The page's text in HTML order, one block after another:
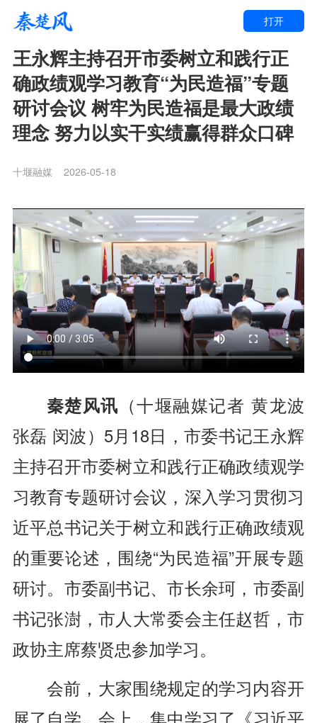
打开
王永辉主持召开市委树立和践行正
确政绩观学习教育“为民造福”专题
研讨会议 树牢为民造福是最大政绩
理念 努力以实干实绩赢得群众口碑
十堰融媒 2026-05-18
秦楚风讯 （十堰融媒记者 黄龙波
张磊 闵波） 5月18日，市委书记王永辉
主持召开市委树立和践行正确政绩观学
习教育专题研讨会议，深入学习贯彻习
近平总书记关于树立和践行正确政绩观
的重要论述，围绕“为民造福”开展专题
研讨。市委副书记、市长余珂，市委副
书记张澍，市人大常委会主任赵哲，市
政协主席蔡贤忠参加学习。
会前，大家围绕规定的学习内容开
展了自学。会上，集中学习了《习近平